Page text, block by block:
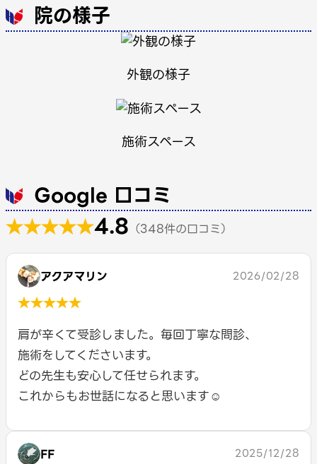
院の様子
外観の様子
施術スペース
Google 口コミ
★★★★★4.8 （348件の口コミ）
アクアマリン 2026/02/28
★★★★★
肩が辛くて受診しました。毎回丁寧な問診、
施術をしてくださいます。
どの先生も安心して任せられます。
これからもお世話になると思います☺️
FF 2025/12/28